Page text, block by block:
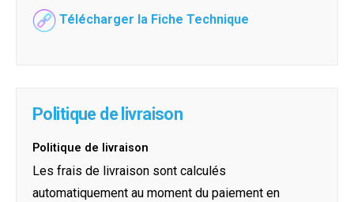
Télécharger la Fiche Technique
Politique de livraison
Politique de livraison
Les frais de livraison sont calculés
automatiquement au moment du paiement en